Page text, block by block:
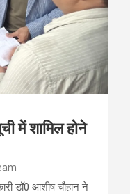
में शामिल होने
डॉ0 आशीष चौहान ने